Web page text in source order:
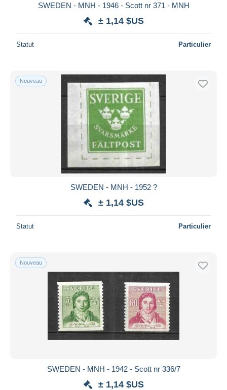
SWEDEN - MNH - 1946 - Scott nr 371 - MNH
± 1,14 $US
Statut Particulier
Nouveau
SWEDEN - MNH - 1952 ?
± 1,14 $US
Statut Particulier
Nouveau
SWEDEN - MNH - 1942 - Scott nr 336/7
± 1,14 $US